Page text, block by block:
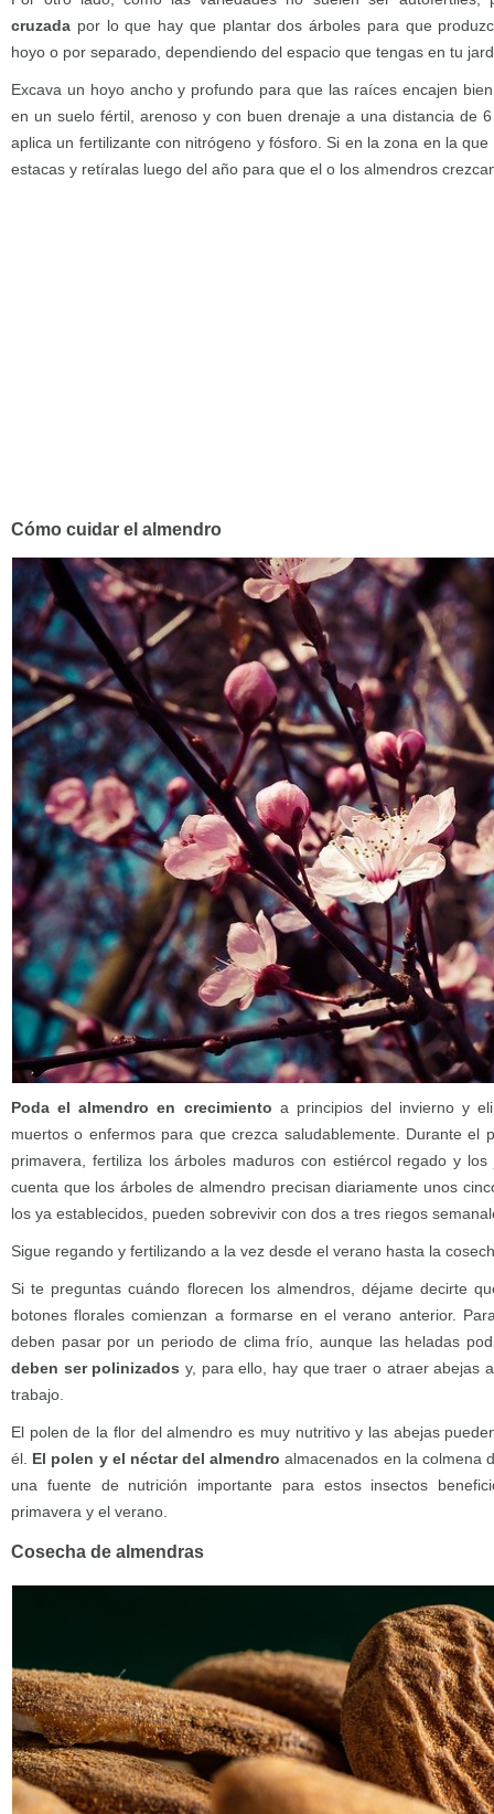
cruzada por lo que hay que plantar dos árboles para que
hoyo o por separado, dependiendo del espacio que tengas en tu
Excava un hoyo ancho y profundo para que las raíces encajen
en un suelo fértil, arenoso y con buen drenaje a una distancia de
aplica un fertilizante con nitrógeno y fósforo. Si en la zona en la
estacas y retíralas luego del año para que el o los almendros
Cómo cuidar el almendro
Poda el almendro en crecimiento a principios del invierno y
muertos o enfermos para que crezca saludablemente. Durante el
primavera, fertiliza los árboles maduros con estiércol regado y
cuenta que los árboles de almendro precisan diariamente unos
los ya establecidos, pueden sobrevivir con dos a tres riegos
Sigue regando y fertilizando a la vez desde el verano hasta la
Si te preguntas cuándo florecen los almendros, déjame decirte
botones florales comienzan a formarse en el verano anterior.
deben pasar por un periodo de clima frío, aunque las heladas
deben ser polinizados y, para ello, hay que traer o atraer abejas
trabajo.
El polen de la flor del almendro es muy nutritivo y las abejas
él. El polen y el néctar del almendro almacenados en la colmena
una fuente de nutrición importante para estos insectos
primavera y el verano.
Cosecha de almendras